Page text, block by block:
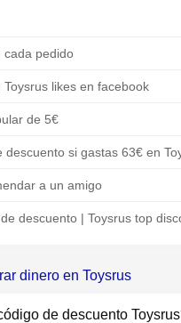
cada pedido
likes en facebook
de 5€
descuento si gastas 63€ en
a un amigo
descuento | Toysrus top
dinero en Toysrus
de descuento